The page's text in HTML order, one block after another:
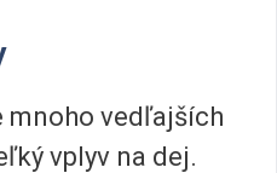
mnoho vedľajších
vplyv na dej.